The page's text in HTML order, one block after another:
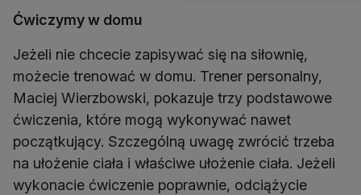
Ćwiczymy w domu
Jeżeli nie chcecie zapisywać się na siłownię,
możecie trenować w domu. Trener personalny,
Maciej Wierzbowski, pokazuje trzy podstawowe
ćwiczenia, które mogą wykonywać nawet
początkujący. Szczególną uwagę zwrócić trzeba
na ułożenie ciała i właściwe ułożenie ciała. Jeżeli
wykonacie ćwiczenie poprawnie, odciążycie